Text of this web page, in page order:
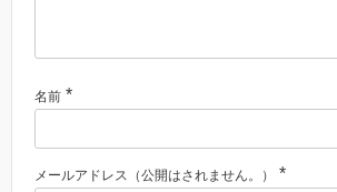
名前 *
メールアドレス（公開はされません。） *